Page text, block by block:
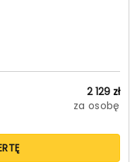
2 129 zł
za osobę